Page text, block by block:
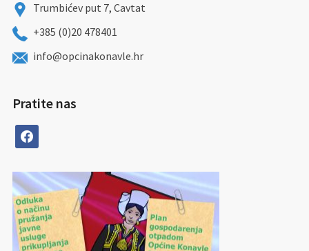
Trumbićev put 7, Cavtat
+385 (0)20 478401
info@opcinakonavle.hr
Pratite nas
facebook